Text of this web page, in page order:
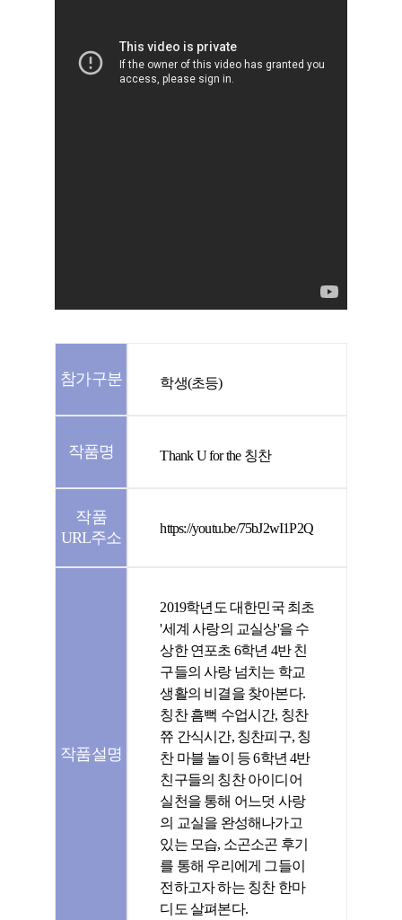
참가구분 학생(초등)
작품명 Thank U for the 칭찬
작품
URL주소
https://youtu.be/75bJ2wI1P2Q
작품설명
2019학년도 대한민국 최초
'세계 사랑의 교실상'을 수
상한 연포초 6학년 4반 친
구들의 사랑 넘치는 학교
생활의 비결을 찾아본다.
칭찬 흠뻑 수업시간, 칭찬
쮸 간식시간, 칭찬피구, 칭
찬 마블 놀이 등 6학년 4반
친구들의 칭찬 아이디어
실천을 통해 어느덧 사랑
의 교실을 완성해나가고
있는 모습, 소곤소곤 후기
를 통해 우리에게 그들이
전하고자 하는 칭찬 한마
디도 살펴본다.